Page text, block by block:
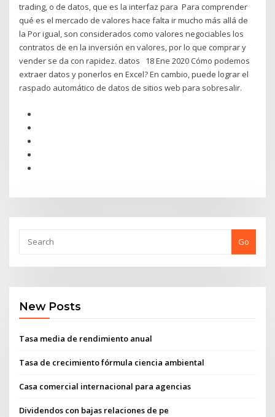
trading, o de datos, que es la interfaz para Para comprender
qué es el mercado de valores hace falta ir mucho más allá de
la Por igual, son considerados como valores negociables los
contratos de en la inversión en valores, por lo que comprar y
vender se da con rapidez. datos 18 Ene 2020 Cómo podemos
extraer datos y ponerlos en Excel? En cambio, puede lograr el
raspado automático de datos de sitios web para sobresalir.
Go
New Posts
Tasa media de rendimiento anual
Tasa de crecimiento fórmula ciencia ambiental
Casa comercial internacional para agencias
Dividendos con bajas relaciones de pe